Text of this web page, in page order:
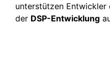
unterstützen Entwickler
der DSP-Entwicklung